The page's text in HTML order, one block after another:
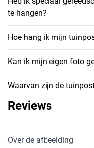
te hangen?
Hoe hang ik mijn
Kan ik mijn eigen foto
Waarvan zijn de
Reviews
Over de afbeelding